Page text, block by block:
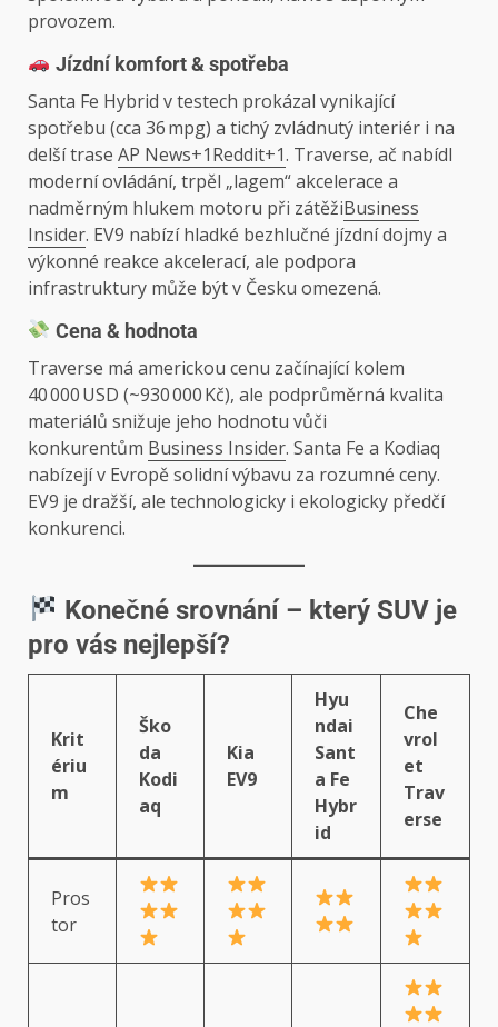
provozem.
Jízdní komfort & spotřeba
Santa Fe Hybrid v testech prokázal vynikající
spotřebu (cca 36 mpg) a tichý zvládnutý interiér i na
delší trase AP News+1Reddit+1. Traverse, ač nabídl
moderní ovládání, trpěl „lagem“ akcelerace a
nadměrným hlukem motoru při zátěžiBusiness
Insider. EV9 nabízí hladké bezhlučné jízdní dojmy a
výkonné reakce akcelerací, ale podpora
infrastruktury může být v Česku omezená.
Cena & hodnota
Traverse má americkou cenu začínající kolem
40 000 USD (~930 000 Kč), ale podprůměrná kvalita
materiálů snižuje jeho hodnotu vůči
konkurentům Business Insider. Santa Fe a Kodiaq
nabízejí v Evropě solidní výbavu za rozumné ceny.
EV9 je dražší, ale technologicky i ekologicky předčí
konkurenci.
Konečné srovnání – který SUV je
pro vás nejlepší?
Krit
ériu
m
Ško
da
Kodi
aq
Kia
EV9
Hyu
ndai
Sant
a Fe
Hybr
id
Che
vrol
et
Trav
erse
Pros
tor